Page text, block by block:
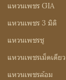
แหวนเพชร GIA
แหวนเพชร 3 มิติ
แหวนเพชรชู
แหวนเพชรเม็ดเดียว
แหวนเพชรล้อม